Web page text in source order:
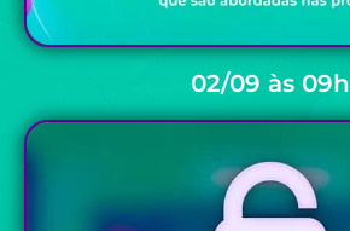
02/09 às 09h